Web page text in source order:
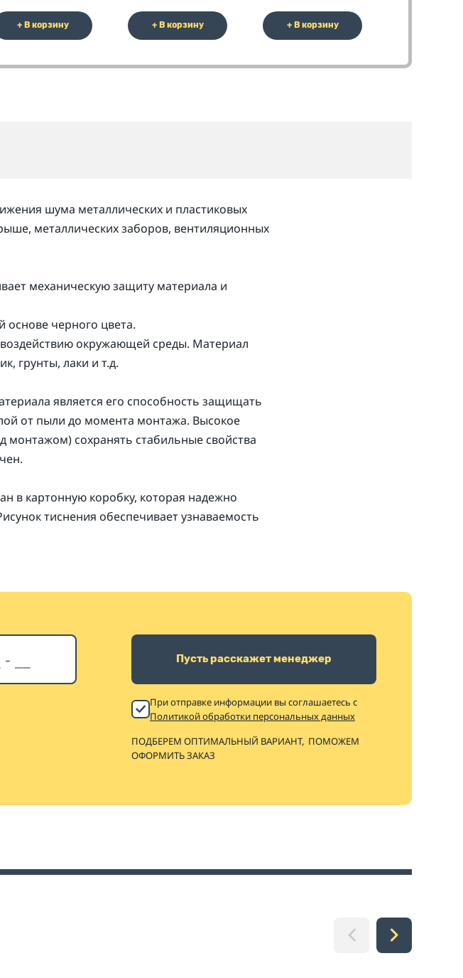
+ В корзину + В корзину + В корзину
шума металлических и пластиковых
металлических заборов, вентиляционных
механическую защиту материала и
черного цвета.
окружающей среды. Материал
грунты, лаки и т.д.
является его способность защищать
от пыли до момента монтажа. Высокое
монтажом) сохранять стабильные свойства
в картонную коробку, которая надежно
тиснения обеспечивает узнаваемость
Пусть расскажет менеджер
При отправке информации вы соглашаетесь с
Политикой обработки персональных данных
ПОДБЕРЕМ ОПТИМАЛЬНЫЙ ВАРИАНТ, ПОМОЖЕМ
ОФОРМИТЬ ЗАКАЗ